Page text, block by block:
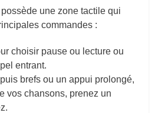
une zone tactile qui
commandes :
choisir pause ou lecture ou
entrant.
brefs ou un appui prolongé,
vos chansons, prenez un